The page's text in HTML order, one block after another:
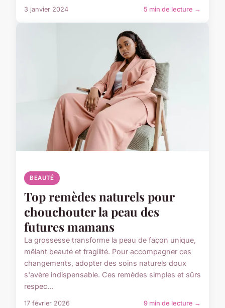
3 janvier 2024 5 min de lecture →
BEAUTÉ
Top remèdes naturels pour
chouchouter la peau des
futures mamans
La grossesse transforme la peau de façon unique,
mêlant beauté et fragilité. Pour accompagner ces
changements, adopter des soins naturels doux
s'avère indispensable. Ces remèdes simples et sûrs
respec...
17 février 2026 9 min de lecture →